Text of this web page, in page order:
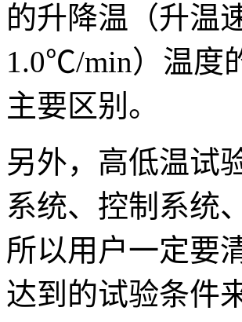
的升降温（升温
1.0℃/min）温度
主要区别。
另外，高低温试
系统、控制系统
所以用户一定要
达到的试验条件